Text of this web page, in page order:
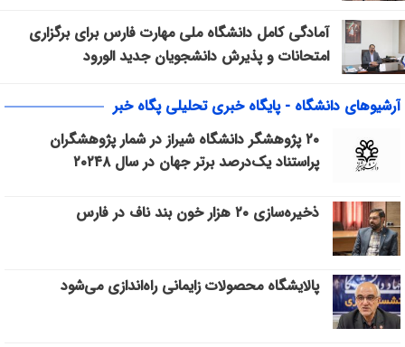
آمادگی کامل دانشگاه ملی مهارت فارس برای برگزاری
امتحانات و پذیرش دانشجویان جدید الورود
آرشیوهای دانشگاه - پایگاه خبری تحلیلی پگاه خبر
۲۰ پژوهشگر دانشگاه شیراز در شمار پژوهشگران
پراستناد یک‌درصد برتر جهان در سال ۲۰۲۴۸
ذخیره‌سازی ۲۰ هزار خون بند ناف در فارس
پالایشگاه محصولات زایمانی راه‌اندازی می‌شود